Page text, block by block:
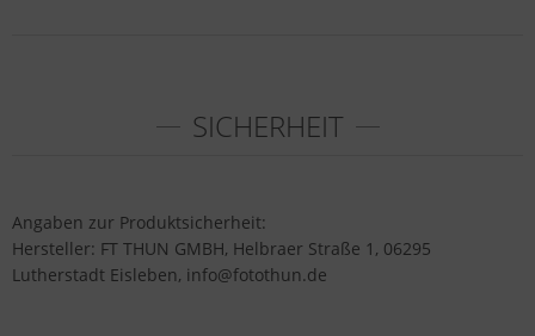
SICHERHEIT
Angaben zur Produktsicherheit:
Hersteller: FT THUN GMBH, Helbraer Straße 1, 06295
Lutherstadt Eisleben, info@fotothun.de